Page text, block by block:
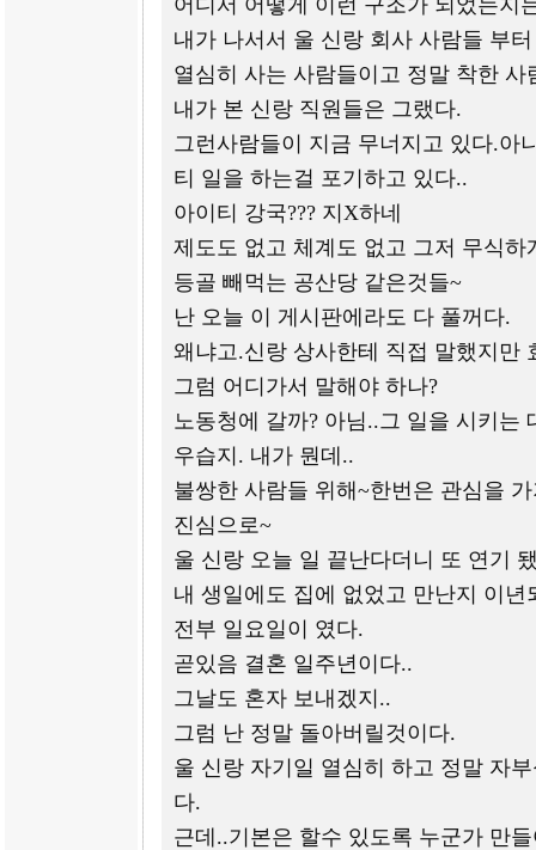
어디서 어떻게 이런 구조가 되었는지
내가 나서서 울 신랑 회사 사람들 부
열심히 사는 사람들이고 정말 착한
내가 본 신랑 직원들은 그랬다.
그런사람들이 지금 무너지고 있다.아
티 일을 하는걸 포기하고 있다..
아이티 강국??? 지X하네
제도도 없고 체계도 없고 그저 무식
등골 빼먹는 공산당 같은것들~
난 오늘 이 게시판에라도 다 풀꺼다.
왜냐고.신랑 상사한테 직접 말했지만
그럼 어디가서 말해야 하나?
노동청에 갈까? 아님..그 일을 시키는
우습지. 내가 뭔데..
불쌍한 사람들 위해~한번은 관심을
진심으로~
울 신랑 오늘 일 끝난다더니 또 연기
내 생일에도 집에 없었고 만난지 이년
전부 일요일이 였다.
곧있음 결혼 일주년이다..
그날도 혼자 보내겠지..
그럼 난 정말 돌아버릴것이다.
울 신랑 자기일 열심히 하고 정말 자
다.
근데..기본은 할수 있도록 누군가 만